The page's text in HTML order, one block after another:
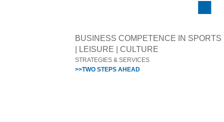
BUSINESS COMPETENCE IN SPORTS
| LEISURE | CULTURE
STRATEGIES & SERVICES
>>TWO STEPS AHEAD